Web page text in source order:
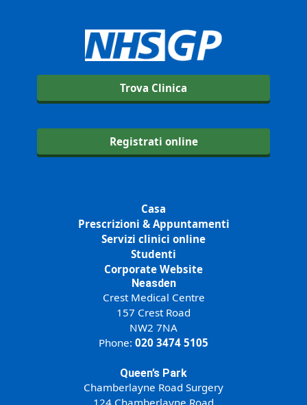
Trova Clinica
Registrati online
Casa
Prescrizioni & Appuntamenti
Servizi clinici online
Studenti
Corporate Website
Neasden
Crest Medical Centre
157 Crest Road
NW2 7NA
Phone: 020 3474 5105
Queen’s Park
Chamberlayne Road Surgery